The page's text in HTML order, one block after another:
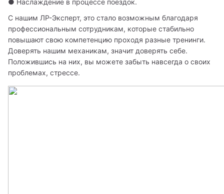
● Наслаждение в процессе поездок.
С нашим ЛР-Эксперт, это стало возможным благодаря
профессиональным сотрудникам, которые стабильно
повышают свою компетенцию проходя разные тренинги.
Доверять нашим механикам, значит доверять себе.
Положившись на них, вы можете забыть навсегда о своих
проблемах, стрессе.